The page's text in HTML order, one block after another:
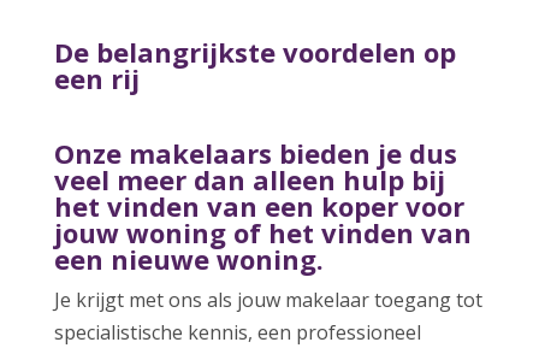
De belangrijkste voordelen op
een rij
Onze makelaars bieden je dus
veel meer dan alleen hulp bij
het vinden van een koper voor
jouw woning of het vinden van
een nieuwe woning.
Je krijgt met ons als jouw makelaar toegang tot
specialistische kennis, een professioneel